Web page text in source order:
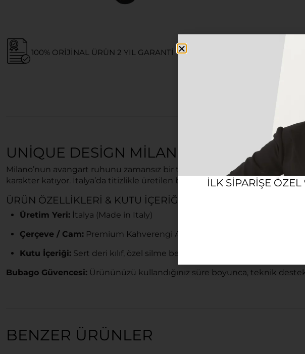
100% ORIJINAL ÜRÜN 2 YIL GARANTI 12 AYA VARAN
UNIQUE DESIGN MILANO LUCKY FROG
Milano’nun avangart ruhunu zamansız bir tasarımla buluşturan
karakter katıyor. İtalya’da titizlikle üretilen bu ikonik kadın modeli, her
ÜRÜN ÖZELLIKLERI & KUTU İÇERIĞI
Üretim Yeri: İtalya (Made in Italy)
Çerçeve / Cam: Premium Kahverengi Asetat / UV Korumalı Lensler
Kutu İçeriği: Sert deri kılıf, özel silme bezi, sertifikasyonlar ve garanti
Bubago Güvencesi: Ürününüzü kullandığınız süre boyunca, teknik
BENZER ÜRÜNLER
ILK SIPARIŞE